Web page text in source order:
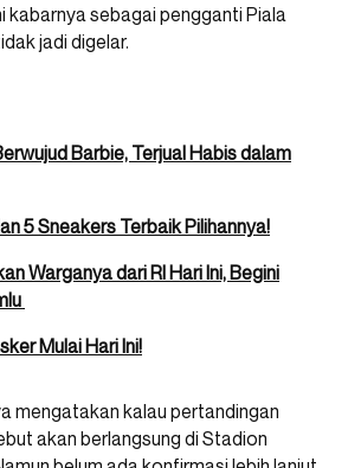
kabarnya sebagai pengganti Piala
jadi digelar.
Barbie, Terjual Habis dalam
5 Sneakers Terbaik Pilihannya!
Warganya dari RI Hari Ini, Begini
Mulai Hari Ini!
mengatakan kalau pertandingan
akan berlangsung di Stadion